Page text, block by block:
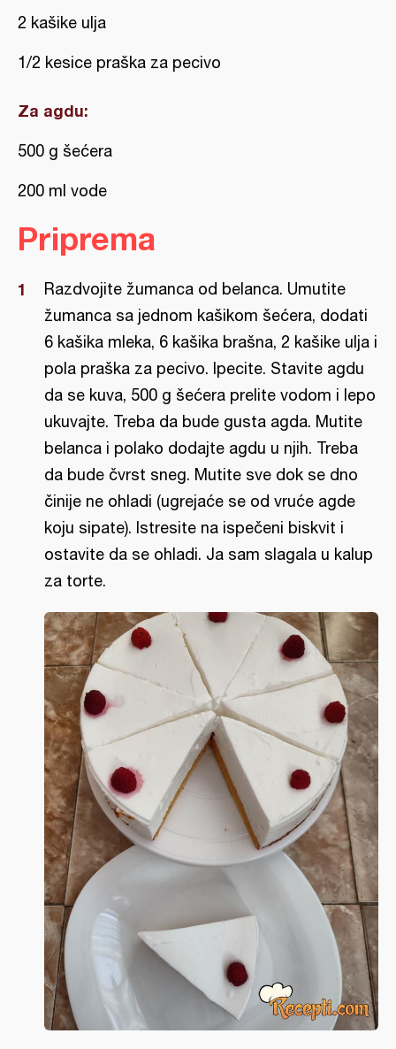
2 kašike ulja
1/2 kesice praška za pecivo
Za agdu:
500 g šećera
200 ml vode
Priprema
Razdvojite žumanca od belanca. Umutite
žumanca sa jednom kašikom šećera, dodati
6 kašika mleka, 6 kašika brašna, 2 kašike ulja i
pola praška za pecivo. Ipecite. Stavite agdu
da se kuva, 500 g šećera prelite vodom i lepo
ukuvajte. Treba da bude gusta agda. Mutite
belanca i polako dodajte agdu u njih. Treba
da bude čvrst sneg. Mutite sve dok se dno
činije ne ohladi (ugrejaće se od vruće agde
koju sipate). Istresite na ispečeni biskvit i
ostavite da se ohladi. Ja sam slagala u kalup
za torte.